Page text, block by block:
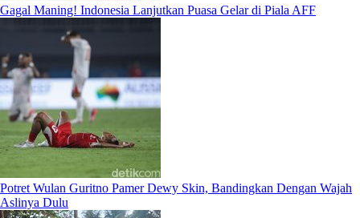
Gagal Maning! Indonesia Lanjutkan Puasa Gelar di Piala AFF
Potret Wulan Guritno Pamer Dewy Skin, Bandingkan Dengan Wajah
Aslinya Dulu